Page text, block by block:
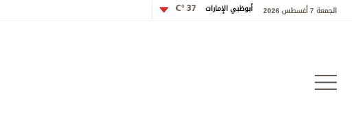
الجمعة 7 أغسطس 2026 أبوظبي الإمارات 37 °C